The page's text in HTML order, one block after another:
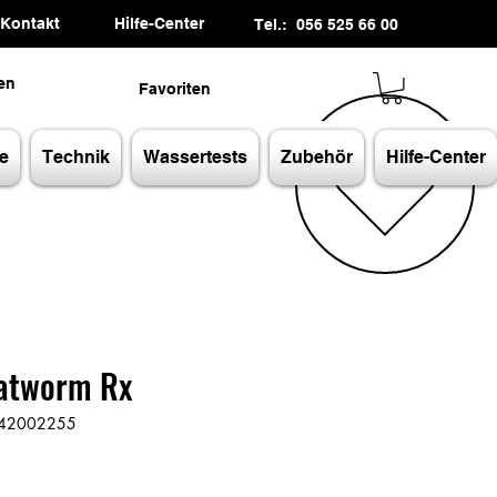
Kontakt Hilfe-Center Tel.: 056 525 66 00
Favoriten
Technik Wassertests Zubehör Hilfe-Center
Rx